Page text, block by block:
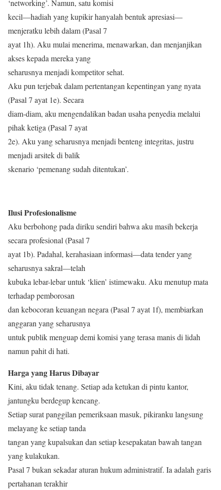
‘networking’. Namun, satu komisi
kecil—hadiah yang kupikir hanyalah bentuk apresiasi—
menjeratku lebih dalam (Pasal 7
ayat 1h). Aku mulai menerima, menawarkan, dan menjanjikan
akses kepada mereka yang
seharusnya menjadi kompetitor sehat.
Aku pun terjebak dalam pertentangan kepentingan yang nyata
(Pasal 7 ayat 1e). Secara
diam-diam, aku mengendalikan badan usaha penyedia melalui
pihak ketiga (Pasal 7 ayat
2e). Aku yang seharusnya menjadi benteng integritas, justru
menjadi arsitek di balik
skenario ‘pemenang sudah ditentukan’.
Ilusi Profesionalisme
Aku berbohong pada diriku sendiri bahwa aku masih bekerja
secara profesional (Pasal 7
ayat 1b). Padahal, kerahasiaan informasi—data tender yang
seharusnya sakral—telah
kubuka lebar-lebar untuk ‘klien’ istimewaku. Aku menutup mata
terhadap pemborosan
dan kebocoran keuangan negara (Pasal 7 ayat 1f), membiarkan
anggaran yang seharusnya
untuk publik menguap demi komisi yang terasa manis di lidah
namun pahit di hati.
Harga yang Harus Dibayar
Kini, aku tidak tenang. Setiap ada ketukan di pintu kantor,
jantungku berdegup kencang.
Setiap surat panggilan pemeriksaan masuk, pikiranku langsung
melayang ke setiap tanda
tangan yang kupalsukan dan setiap kesepakatan bawah tangan
yang kulakukan.
Pasal 7 bukan sekadar aturan hukum administratif. Ia adalah garis
pertahanan terakhir